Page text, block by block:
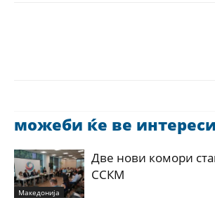
можеби ќе ве
Македонија
Две нови комори
ССКМ